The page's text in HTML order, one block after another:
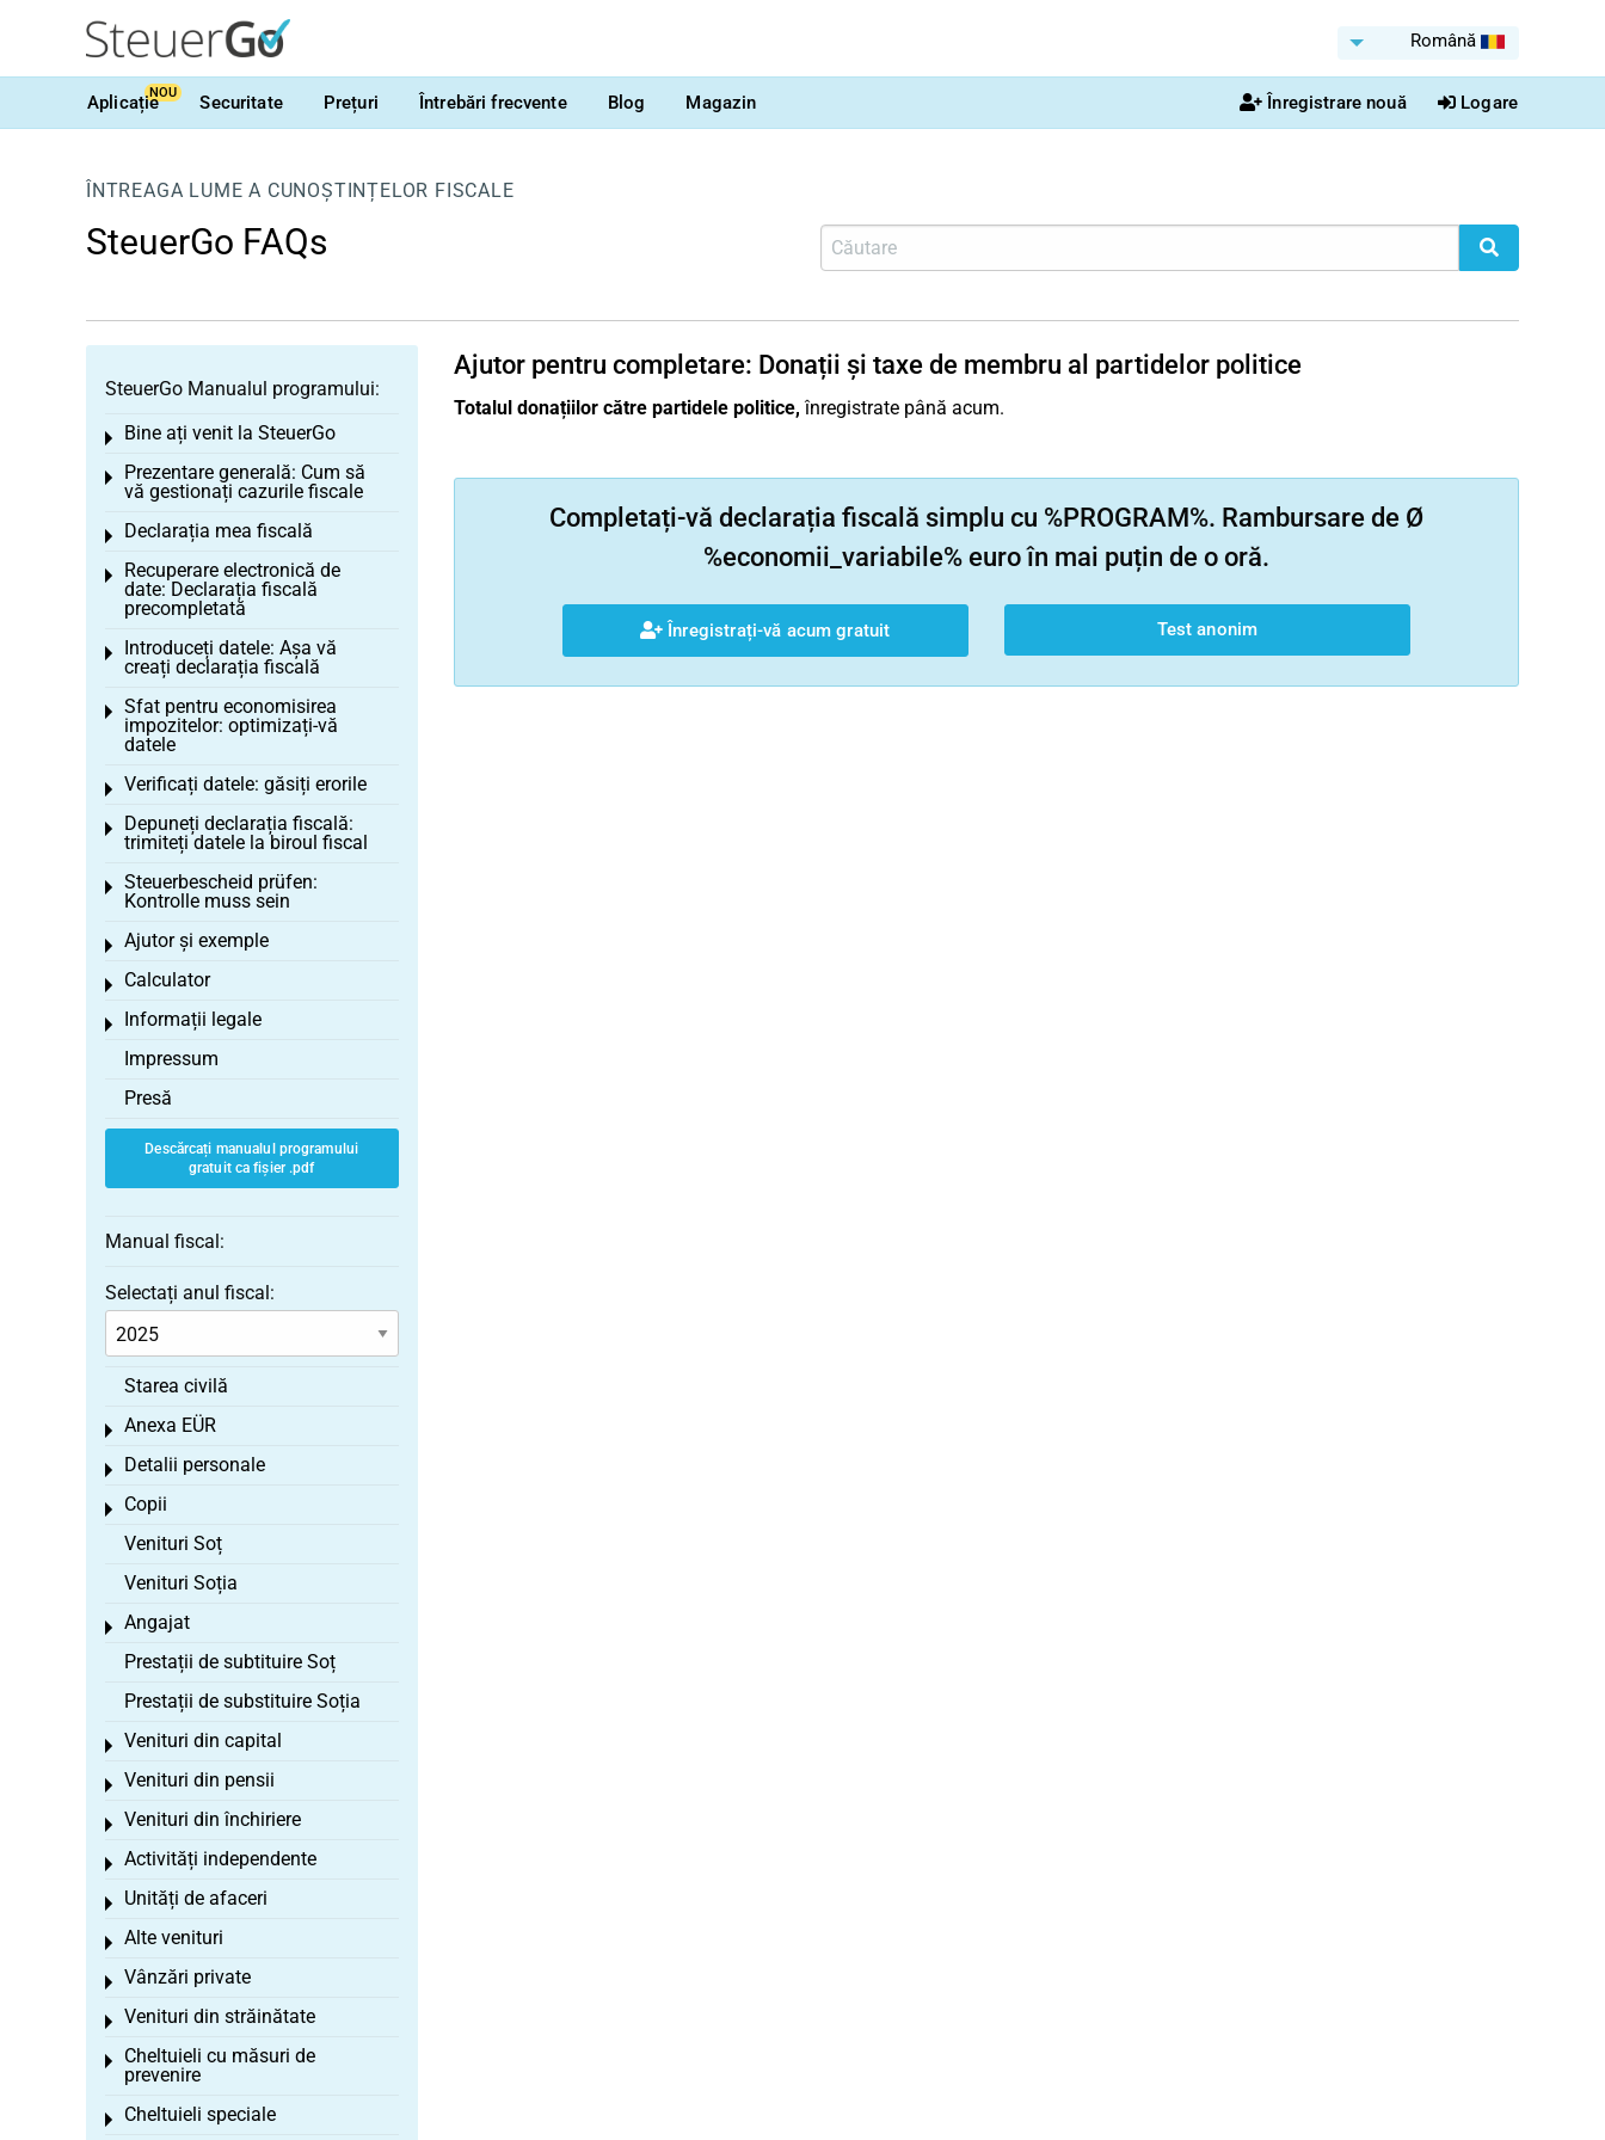
Română
AplicațieNOU Securitate Prețuri Întrebări frecvente Blog Magazin Înregistrare nouă Logare
ÎNTREAGA LUME A CUNOȘTINȚELOR FISCALE
SteuerGo FAQs
Ajutor pentru completare: Donații și taxe de membru al partidelor politice
Totalul donațiilor către partidele politice, înregistrate până acum.
Completați-vă declarația fiscală simplu cu %PROGRAM%. Rambursare de Ø
%economii_variabile% euro în mai puțin de o oră.
Înregistrați-vă acum gratuit Test anonim
SteuerGo Manualul programului:
Bine ați venit la SteuerGo
Toggle menu
Prezentare generală: Cum să
vă gestionați cazurile fiscale
Toggle menu
Declarația mea fiscală
Toggle menu
Recuperare electronică de
date: Declarația fiscală
precompletată
Toggle menu
Introduceți datele: Așa vă
creați declarația fiscală
Toggle menu
Sfat pentru economisirea
impozitelor: optimizați-vă
datele
Toggle menu
Verificați datele: găsiți erorile
Toggle menu
Depuneți declarația fiscală:
trimiteți datele la biroul fiscal
Toggle menu
Steuerbescheid prüfen:
Kontrolle muss sein
Toggle menu
Ajutor și exemple
Toggle menu
Calculator
Toggle menu
Informații legale
Toggle menu
Impressum
Presă
Descărcați manualul programului
gratuit ca fișier .pdf
Manual fiscal:
Selectați anul fiscal:
Starea civilă
Anexa EÜR
Toggle menu
Detalii personale
Toggle menu
Copii
Toggle menu
Venituri Soț
Venituri Soția
Angajat
Toggle menu
Prestații de subtituire Soț
Prestații de substituire Soția
Venituri din capital
Toggle menu
Venituri din pensii
Toggle menu
Venituri din închiriere
Toggle menu
Activități independente
Toggle menu
Unități de afaceri
Toggle menu
Alte venituri
Toggle menu
Vânzări private
Toggle menu
Venituri din străinătate
Toggle menu
Cheltuieli cu măsuri de
prevenire
Toggle menu
Cheltuieli speciale
Toggle menu